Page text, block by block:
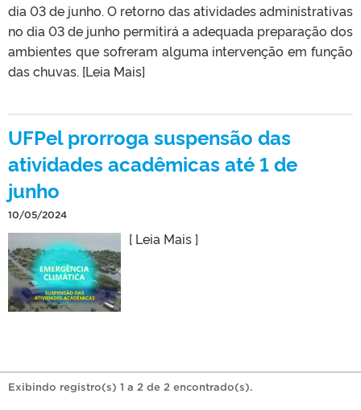
dia 03 de junho. O retorno das atividades administrativas
no dia 03 de junho permitirá a adequada preparação dos
ambientes que sofreram alguma intervenção em função
das chuvas. [Leia Mais]
UFPel prorroga suspensão das
atividades acadêmicas até 1 de
junho
10/05/2024
[ Leia Mais ]
Exibindo registro(s) 1 a 2 de 2 encontrado(s).